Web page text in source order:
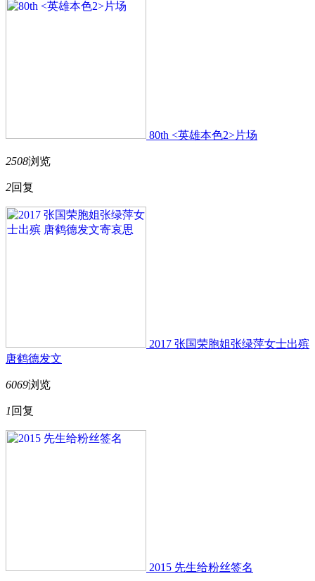
80th <英雄本色2>片场
2508浏览
2回复
2017 张国荣胞姐张绿萍女士出殡
唐鹤德发文
6069浏览
1 回复
2015 先生给粉丝签名